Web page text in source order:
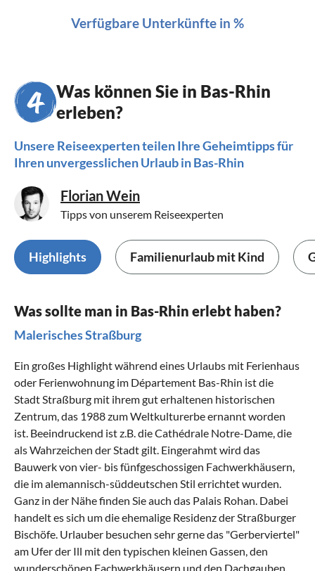
Verfügbare Unterkünfte in %
Was können Sie in Bas-Rhin
erleben?
Unsere Reiseexperten teilen Ihre Geheimtipps für
Ihren unvergesslichen Urlaub in Bas-Rhin
Tipps von unserem Reiseexperten
Florian Wein
Highlights Familienurlaub mit Kind
Was sollte man in Bas-Rhin erlebt haben?
Malerisches Straßburg
Ein großes Highlight während eines Urlaubs mit Ferienhaus
oder Ferienwohnung im Département Bas-Rhin ist die
Stadt Straßburg mit ihrem gut erhaltenen historischen
Zentrum, das 1988 zum Weltkulturerbe ernannt worden
ist. Beeindruckend ist z.B. die Cathédrale Notre-Dame, die
als Wahrzeichen der Stadt gilt. Eingerahmt wird das
Bauwerk von vier- bis fünfgeschossigen Fachwerkhäusern,
die im alemannisch-süddeutschen Stil errichtet wurden.
Ganz in der Nähe finden Sie auch das Palais Rohan. Dabei
handelt es sich um die ehemalige Residenz der Straßburger
Bischöfe. Urlauber besuchen sehr gerne das "Gerberviertel"
am Ufer der Ill mit den typischen kleinen Gassen, den
wunderschönen Fachwerkhäusern und den Dachgauben.